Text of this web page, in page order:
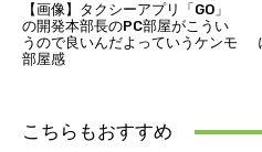
【画像】タクシーアプリ「GO」
の開発本部長のPC部屋がこうい
うので良いんだよっていうケンモ
部屋感
こちらもおすすめ